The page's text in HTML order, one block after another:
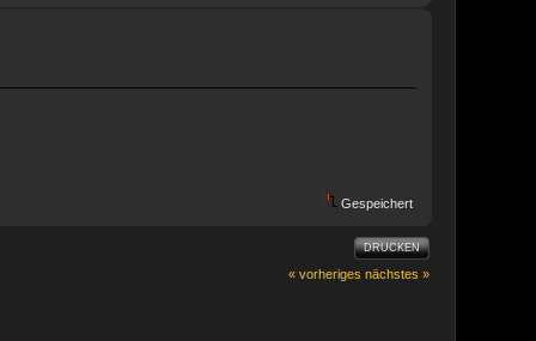
Gespeichert
DRUCKEN
« vorheriges nächstes »